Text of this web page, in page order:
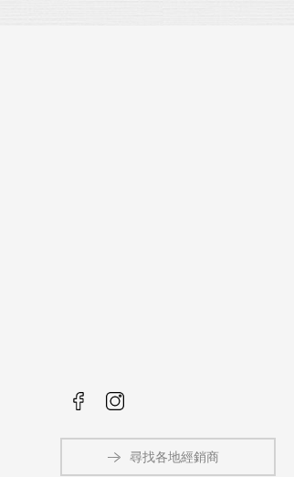
尋找各地經銷商